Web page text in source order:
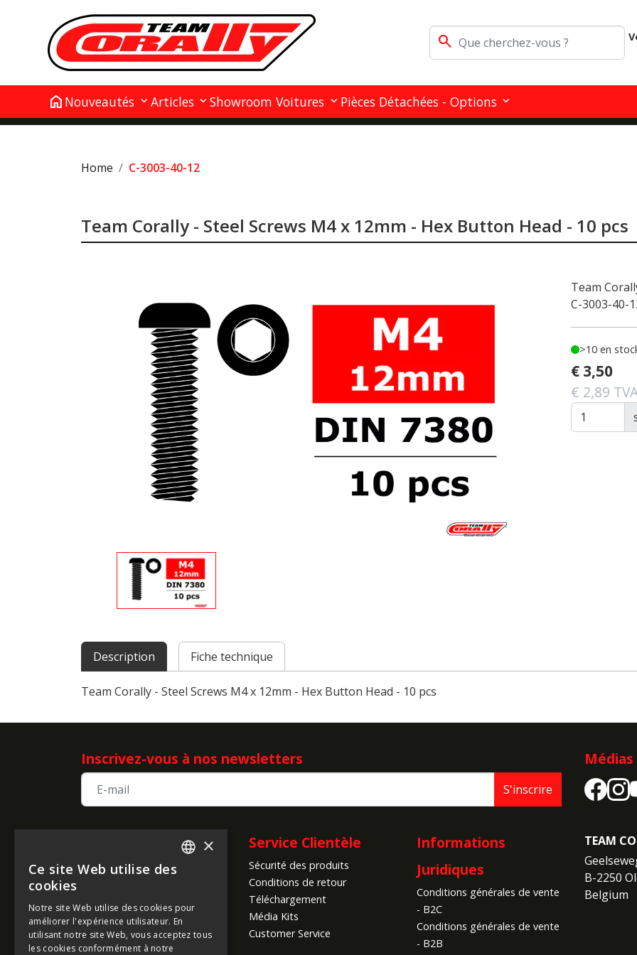
search
home Nouveautés Articles Showroom Voitures Pièces Détachées - Options
Home C-3003-40-12
Team Corally - Steel Screws M4 x 12mm - Hex Button Head - 10 pcs
Team
C-3003-40-
>10 en
€ 3,50
€ 2,89
Description Fiche technique
Team Corally - Steel Screws M4 x 12mm - Hex Button Head - 10 pcs
Informations sur
l'entreprise
Infos sur la société
Conditions Mondiales
d'Expédition
Service Clientèle
Sécurité des produits
Conditions de retour
Téléchargement
Média Kits
Customer Service
Informations
Juridiques
Conditions générales de vente
- B2C
Conditions générales de vente
- B2B
Inscrivez-vous à nos newsletters
S'inscrire
TEAM
B-2250
Belgium
×
Ce site Web utilise des
cookies
Notre site Web utilise des cookies pour
améliorer l'expérience utilisateur. En
utilisant notre site Web, vous acceptez tous
les cookies conformément à notre